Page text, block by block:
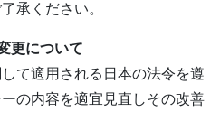
承ください。
更について
て適用される日本の法令を遵
の内容を適宜見直しその改善